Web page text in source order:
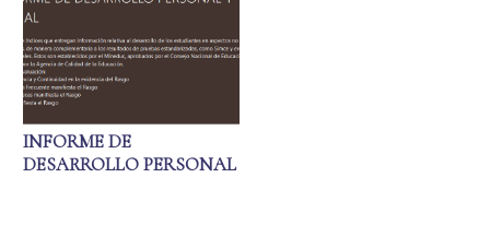
INFORME DE
DESARROLLO PERSONAL